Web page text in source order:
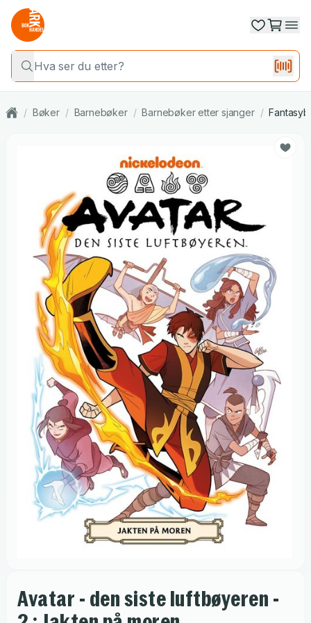
/ Bøker / Barnebøker / Barnebøker etter sjanger /
Avatar - den siste luftbøyeren -